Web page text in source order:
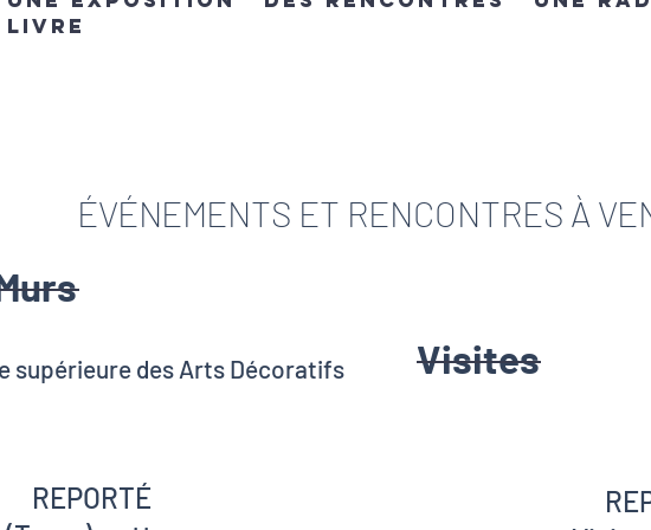
livre
ÉVÉNEMENTS ET RENCONTRES À
supérieure des Arts Décoratifs Visites
REPORTÉ